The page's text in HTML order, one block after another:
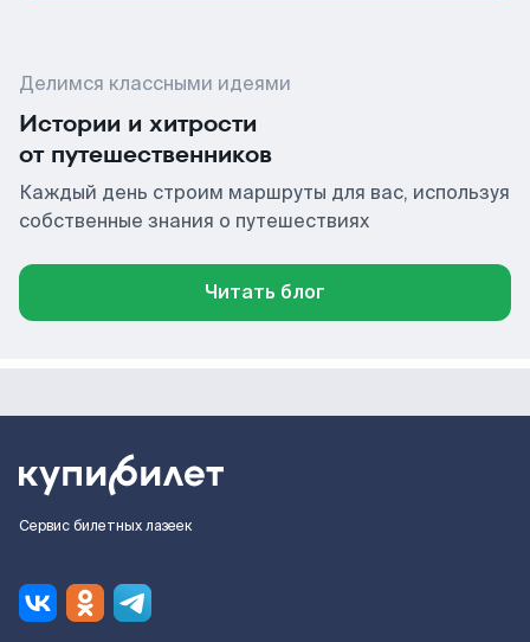
Делимся классными идеями
Истории и хитрости
от путешественников
Каждый день строим маршруты для вас, используя
собственные знания о путешествиях
Читать блог
Сервис билетных лазеек